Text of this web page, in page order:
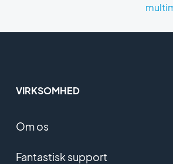
VIRKSOMHED
Om os
Fantastisk support